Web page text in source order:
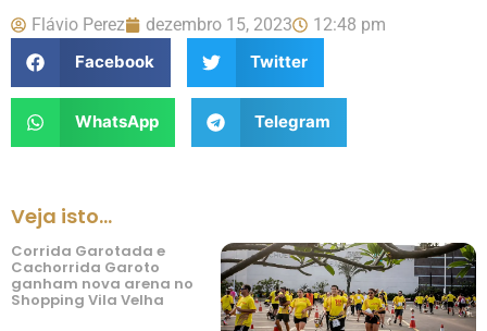
Flávio Perez dezembro 15, 2023
12:48 pm
Facebook
Twitter
WhatsApp Telegram
Veja isto...
Corrida Garotada e
Cachorrida Garoto
ganham nova arena no
Shopping Vila Velha